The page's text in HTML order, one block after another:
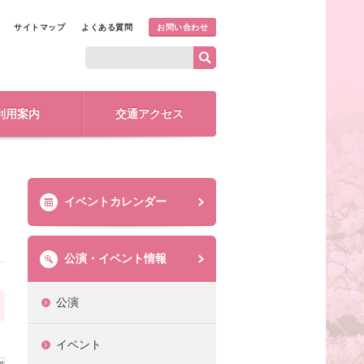
サイトマップ よくある質問 お問い合わせ
用案内 交通アクセス
イベントカレンダー
公演・イベント情報
公演
イベント